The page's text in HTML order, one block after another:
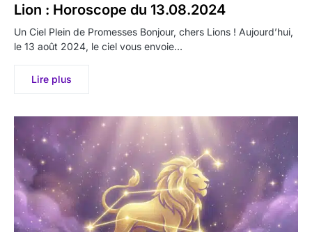
Lion : Horoscope du 13.08.2024
Un Ciel Plein de Promesses Bonjour, chers Lions ! Aujourd’hui,
le 13 août 2024, le ciel vous envoie…
Lire plus